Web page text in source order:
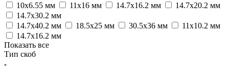
10х6.55 мм 11х16 мм 14.7х16.2 мм
14.7х20.2 мм
14.7x30.2 мм
14.7х40.2 мм
18.5х25 мм 30.5х36 мм
11x10.2 мм
14.7x16.2 мм
Показать все
Тип скоб